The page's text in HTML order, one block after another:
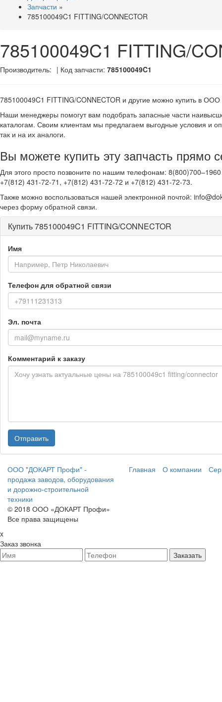
Запчасти »
785100049C1 FITTING/CONNECTOR
785100049C1 FITTING/
Производитель: | Код запчасти: 785100049C1
785100049C1 FITTING/CONNECTOR и другие можно купить в
Наши менеджеры помогут вам подобрать запасные части
каталогам. Своим клиентам мы предлагаем выгодные условия и
так и на их аналоги.
Вы можете купить эту запчасть прямо
Для этого просто позвоните по нашим телефонам:
+7(812) 431-72-71, +7(812) 431-72-72 и +7(812) 431-72-73.
Также можно воспользоваться нашей электронной почтой:
через форму обратной связи.
Купить 785100049C1 FITTING/CONNECTOR
Имя
Телефон для обратной связи
Эл. почта
Комментарий к заказу
Отправить
ООО "ДОКАРТ Профи" -
продажа заводов, оборудования
и дорожно-строительной
техники
© 2018 ООО «ДОКАРТ Профи»
Все права защищены
Главная О компании
x
Заказ звонка
Заказать